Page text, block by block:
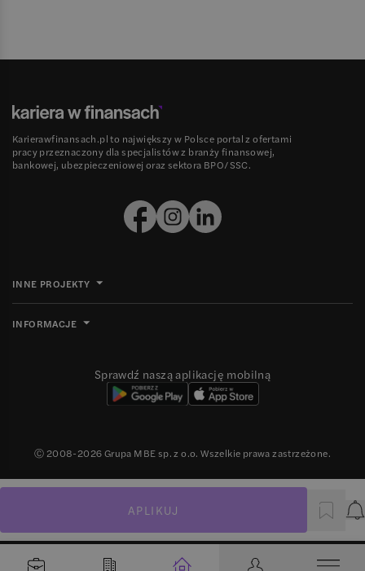
APLIKUJ
Karierawfinansach.pl to największy w Polsce portal z ofertami
pracy przeznaczony dla specjalistów z branży finansowej,
bankowej, ubezpieczeniowej oraz sektora BPO/SSC.
INNE PROJEKTY
INFORMACJE
Sprawdź naszą aplikację mobilną
Ⓒ 2008-2026Grupa MBE sp. z o.o. Wszelkie prawa zastrzeżone.